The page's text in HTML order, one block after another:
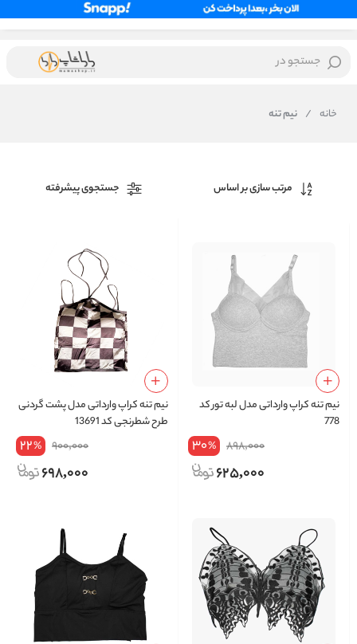
جستجو در
خانه / نیم تنه
مرتب سازی بر اساس جستجوی پیشرفته
نیم‌ تنه کراپ وارداتی مدل لبه تور کد
778
898,000
30%
625,000
نیم‌ تنه کراپ وارداتی مدل پشت گردنی
طرح شطرنجی کد 13691
900,000
22%
698,000